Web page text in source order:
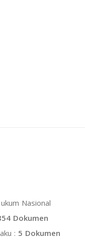
Nasional
Dokumen
: 5 Dokumen